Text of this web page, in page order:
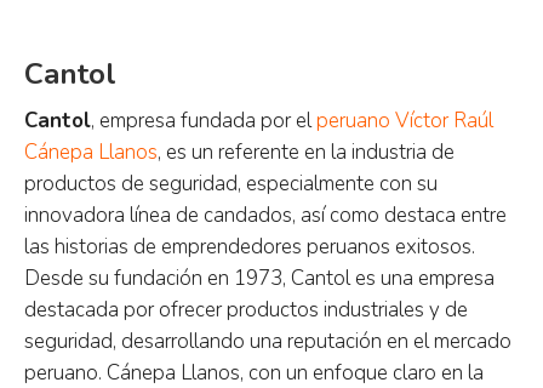
Cantol
Cantol, empresa fundada por elperuano Víctor Raúl
Cánepa Llanos, es un referente en la industria de
productos de seguridad, especialmente con su
innovadora línea de candados, así como destaca entre
las historias de emprendedores peruanos exitosos.
Desde su fundación en 1973, Cantol es una empresa
destacada por ofrecer productos industriales y de
seguridad, desarrollando una reputación en el mercado
peruano. Cánepa Llanos, con un enfoque claro en la